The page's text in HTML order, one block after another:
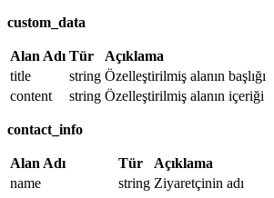
custom_data
Alan Adı Tür
Açıklama
title
string Özelleştirilmiş alanın başlığı
content
string Özelleştirilmiş alanın içeriği
contact_info
Alan Adı Tür
Açıklama
name
string Ziyaretçinin adı